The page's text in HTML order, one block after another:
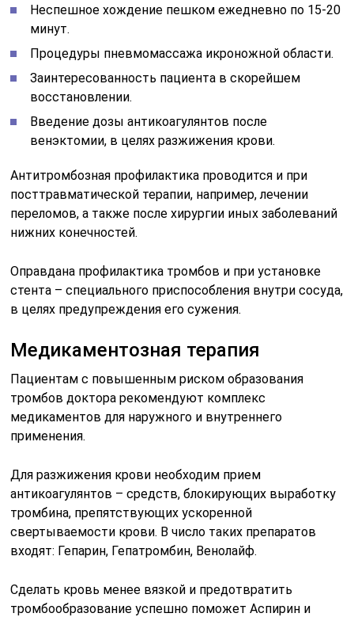
Неспешное хождение пешком ежедневно по 15-20
минут.
Процедуры пневмомассажа икроножной области.
Заинтересованность пациента в скорейшем
восстановлении.
Введение дозы антикоагулянтов после
венэктомии, в целях разжижения крови.
Антитромбозная профилактика проводится и при
посттравматической терапии, например, лечении
переломов, а также после хирургии иных заболеваний
нижних конечностей.
Оправдана профилактика тромбов и при установке
стента – специального приспособления внутри сосуда,
в целях предупреждения его сужения.
Медикаментозная терапия
Пациентам с повышенным риском образования
тромбов доктора рекомендуют комплекс
медикаментов для наружного и внутреннего
применения.
Для разжижения крови необходим прием
антикоагулянтов – средств, блокирующих выработку
тромбина, препятствующих ускоренной
свертываемости крови. В число таких препаратов
входят: Гепарин, Гепатромбин, Венолайф.
Сделать кровь менее вязкой и предотвратить
тромбообразование успешно поможет Аспирин и